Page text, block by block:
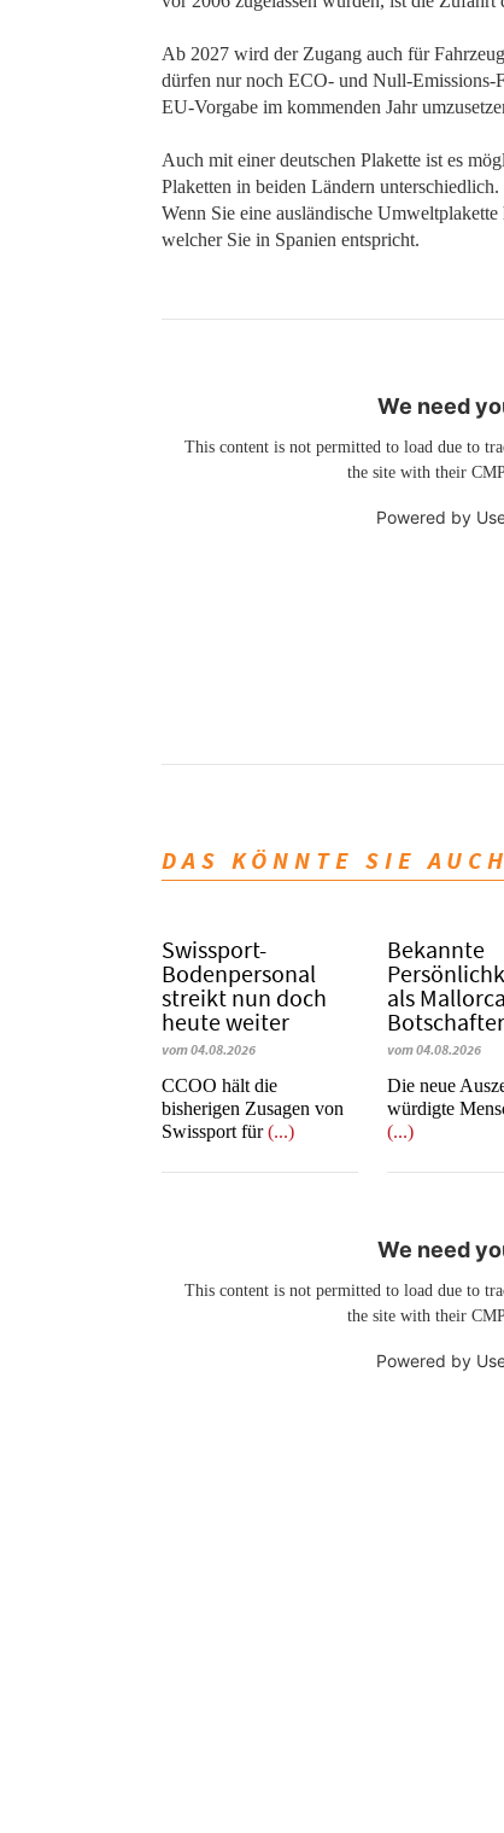
Ab 2027 wird der Zugang auch für
dürfen nur noch ECO- und Null-Emissions-
EU-Vorgabe im kommenden Jahr
Auch mit einer deutschen Plakette ist es
Plaketten in beiden Ländern unterschiedlich.
Wenn Sie eine ausländische
welcher Sie in Spanien entspricht.
We need
This content is not permitted to load due to
the site with their
Powered by
DAS KÖNNTE SIE
Swissport-
Bodenpersonal
streikt nun doch
heute weiter
vom 04.08.2026
CCOO hält die
bisherigen Zusagen von
Swissport für(...)
Bekannte
als
vom 04.08.2026
Die neue
würdigte
(...)
We need
This content is not permitted to load due to
the site with their
Powered by